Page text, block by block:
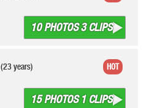
10 PHOTOS 3 CLIPS
(23 years)
15 PHOTOS 1 CLIPS
HOT